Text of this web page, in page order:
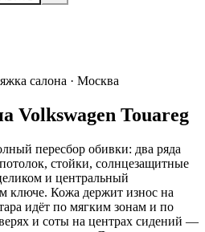
салона · Москва
Volkswagen Touareg
пересбор обивки: два ряда
стойки, солнцезащитные
и центральный
ключе. Кожа держит износ на
идёт по мягким зонам и по
и соты на центрах сидений —